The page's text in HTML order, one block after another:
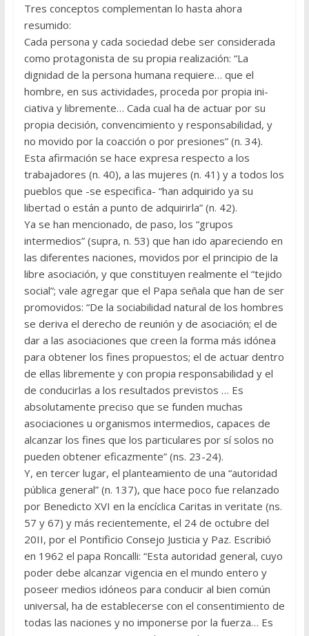
Tres conceptos complementan lo hasta ahora
resumido:
Cada persona y cada sociedad debe ser considerada
como protagonista de su propia realización: “La
dignidad de la persona humana requiere… que el
hombre, en sus actividades, proceda por propia ini­
ciativa y libremente… Cada cual ha de actuar por su
propia decisión, convencimiento y responsabilidad, y
no movido por la coacción o por presiones” (n. 34).
Esta afirmación se hace expresa respecto a los
trabajadores (n. 40), a las mujeres (n. 41) y a todos los
pueblos que -se especifica- “han adquirido ya su
libertad o están a punto de adquirirla” (n. 42).
Ya se han mencionado, de paso, los “grupos
intermedios” (supra, n. 53) que han ido apareciendo en
las diferentes naciones, movidos por el principio de la
libre asociación, y que constituyen realmente el “te­jido
social”; vale agregar que el Papa señala que han de ser
promovi­dos: “De la sociabilidad natural de los hombres
se deriva el derecho de reunión y de asociación; el de
dar a las asociaciones que creen la forma más idónea
para obtener los fines propuestos; el de actuar dentro
de ellas libremente y con propia responsabilidad y el
de conducirlas a los resultados previstos … Es
absolutamente preciso que se funden muchas
asociaciones u organismos intermedios, capaces de
alcanzar los fines que los particulares por sí solos no
pueden obtener eficazmente” (ns. 23-24).
Y, en tercer lugar, el planteamiento de una “autoridad
pública general” (n. 137), que hace poco fue relanzado
por Benedicto XVI en la encíclica Caritas in veritate (ns.
57 y 67) y más recientemente, el 24 de octubre del
20II, por el Pontificio Consejo Justicia y Paz. Escribió
en 1962 el papa Roncalli: “Esta autoridad general, cuyo
poder debe alcanzar vigencia en el mundo entero y
poseer medios idóneos para conducir al bien común
universal, ha de establecerse con el consentimiento de
todas las naciones y no imponerse por la fuerza… Es